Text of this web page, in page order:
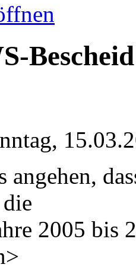
angehen,
2005 bis